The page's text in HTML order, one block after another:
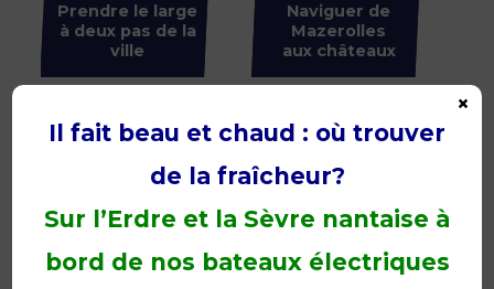
Prendre le large
à deux pas de la
ville
Île de Versailles
Naviguer de
Mazerolles
aux châteaux
Erdre
Il fait beau et chaud : où trouver
de la fraîcheur?
Sur l’Erdre et la Sèvre nantaise à
bord de nos bateaux électriques
×